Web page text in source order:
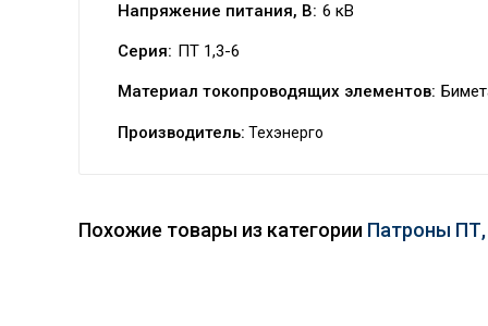
Напряжение питания, В: 6 кВ
Серия: ПТ 1,3-6
Материал токопроводящих элементов:
Производитель: Техэнерго
Похожие товары из категории Патроны